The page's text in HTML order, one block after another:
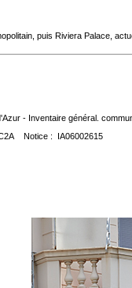
puis Riviera Palace,
- Inventaire général.
Notice : IA06002615